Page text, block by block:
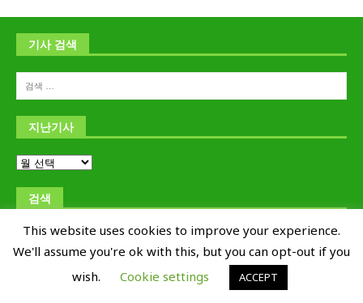
기사 검색
지난기사
검색
Copyright © 교포신문 Kyoposhinmun 1995-2019
This website uses cookies to improve your experience.
We'll assume you're ok with this, but you can opt-out if you
wish.
Cookie settings ACCEPT